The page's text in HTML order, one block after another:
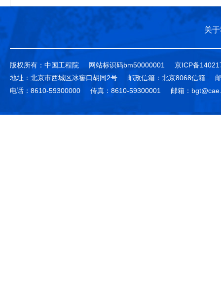
关
版权所有：中国工程院 网站标识码bm50000001
京ICP备
地址：北京市西城区冰窖口胡同2号
邮政信箱：北京8068信箱
电话：8610-59300000
传真：8610-59300001 邮箱：